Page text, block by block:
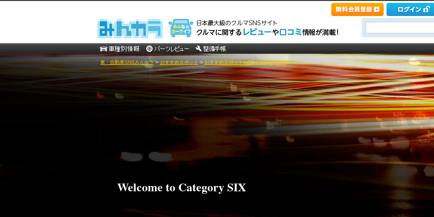
車・自動車SNSみんカラ>おすすめスポット > おすすめスポット一覧 [Category SIX]
Welcome to Category SIX